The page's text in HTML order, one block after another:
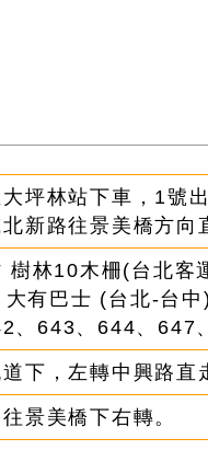
坪林站下車，1號
新路往景美橋方向
樹林10木柵(台北
有巴士 (台北-台
、643、644、647
下，左轉中興路
景美橋下右轉。